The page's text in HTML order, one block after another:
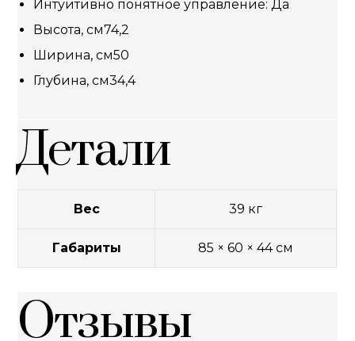
Интуитивно понятное управление: Да
Высота, см74,2
Ширина, см50
Глубина, см34,4
Детали
Вес 39 кг
Габариты 85 × 60 × 44 см
Отзывы